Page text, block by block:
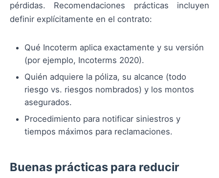
pérdidas. Recomendaciones prácticas incluyen
definir explícitamente en el contrato:
Qué Incoterm aplica exactamente y su versión
(por ejemplo, Incoterms 2020).
Quién adquiere la póliza, su alcance (todo
riesgo vs. riesgos nombrados) y los montos
asegurados.
Procedimiento para notificar siniestros y
tiempos máximos para reclamaciones.
Buenas prácticas para reducir